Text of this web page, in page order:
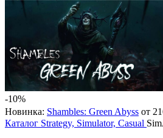
-10%
Новинка: Shambles: Green Abyss от
Каталог Strategy, Simulator, Casual